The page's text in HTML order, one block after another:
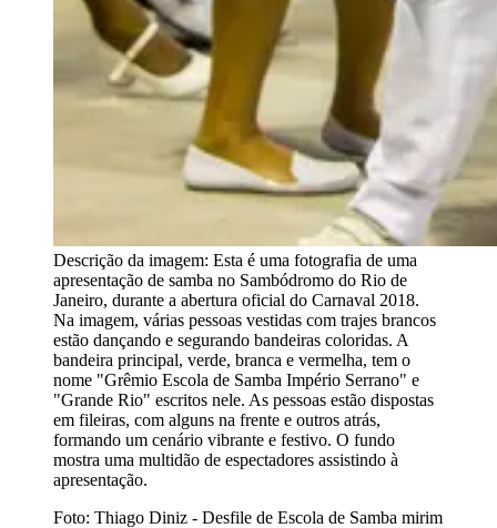
Descrição da imagem: Esta é uma fotografia de uma
apresentação de samba no Sambódromo do Rio de
Janeiro, durante a abertura oficial do Carnaval 2018.
Na imagem, várias pessoas vestidas com trajes brancos
estão dançando e segurando bandeiras coloridas. A
bandeira principal, verde, branca e vermelha, tem o
nome "Grêmio Escola de Samba Império Serrano" e
"Grande Rio" escritos nele. As pessoas estão dispostas
em fileiras, com alguns na frente e outros atrás,
formando um cenário vibrante e festivo. O fundo
mostra uma multidão de espectadores assistindo à
apresentação.
Foto: Thiago Diniz - Desfile de Escola de Samba mirim